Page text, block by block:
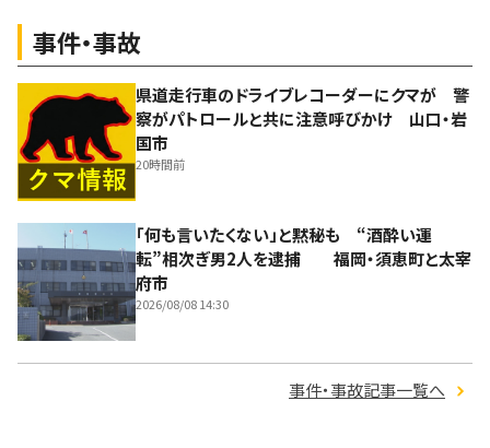
事件・事故
県道走行車のドライブレコーダーにクマが 警
察がパトロールと共に注意呼びかけ 山口・岩
国市
20時間前
「何も言いたくない」と黙秘も “酒酔い運
転”相次ぎ男2人を逮捕 福岡・須恵町と太宰
府市
2026/08/08 14:30
事件・事故記事一覧へ